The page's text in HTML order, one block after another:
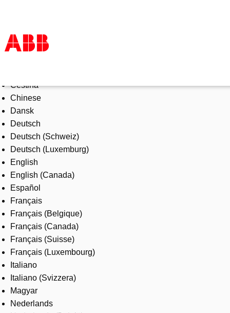
Products & Solutions
Industries
Services
About us
Where to buy
Contact us
Careers
Čeština
Chinese
Dansk
Deutsch
Deutsch (Schweiz)
Deutsch (Luxemburg)
English
English (Canada)
Español
Français
Français (Belgique)
Français (Canada)
Français (Suisse)
Français (Luxembourg)
Italiano
Italiano (Svizzera)
Magyar
Nederlands